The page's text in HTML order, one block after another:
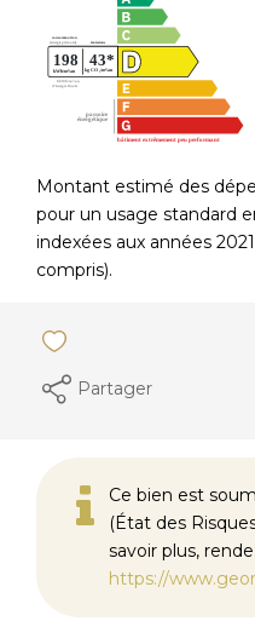
Montant estimé des
pour un usage standard
indexées aux années
compris).
Partager
Ce bien est
(État des
savoir plus,
https://